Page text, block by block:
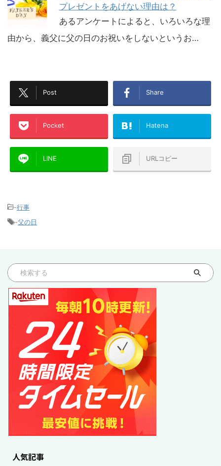
プレゼントをあげない理由は？
あるアンケートによると、いろいろな理
由から、義父に父の日のお祝いをしないというお…
Post Share
Pocket Hatena
LINE URLコピー
-行事
-父の日
人気記事